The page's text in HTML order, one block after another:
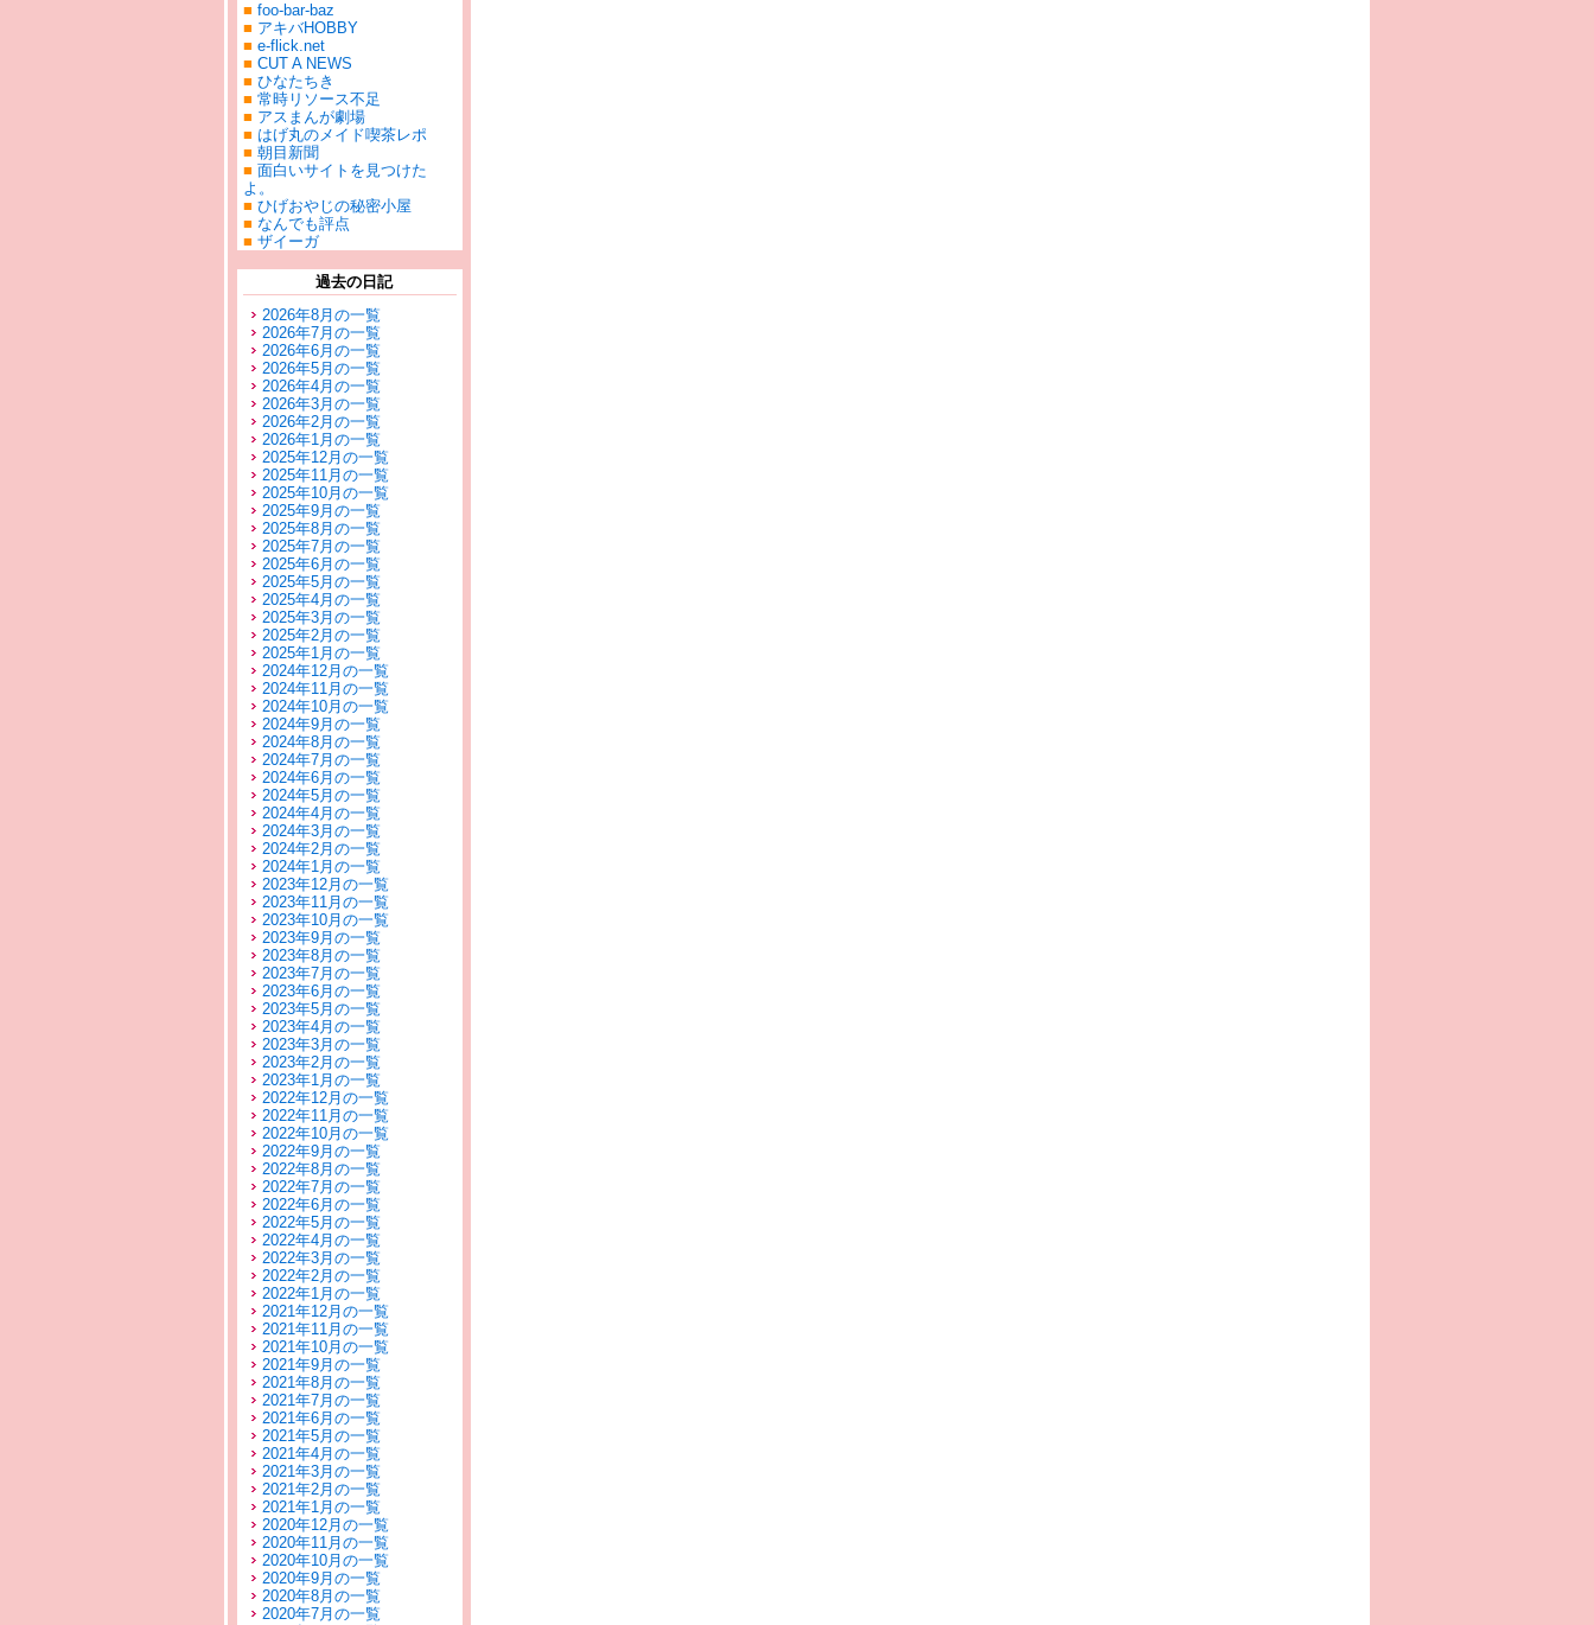
■ foo-bar-baz
■ アキバHOBBY
■ e-flick.net
■ CUT A NEWS
■ ひなたちき
■ 常時リソース不足
■ アスまんが劇場
■ はげ丸のメイド喫茶レポ
■ 朝目新聞
■ 面白いサイトを見つけた
よ。
■ ひげおやじの秘密小屋
■ なんでも評点
■ ザイーガ
過去の日記
2026年8月の一覧
2026年7月の一覧
2026年6月の一覧
2026年5月の一覧
2026年4月の一覧
2026年3月の一覧
2026年2月の一覧
2026年1月の一覧
2025年12月の一覧
2025年11月の一覧
2025年10月の一覧
2025年9月の一覧
2025年8月の一覧
2025年7月の一覧
2025年6月の一覧
2025年5月の一覧
2025年4月の一覧
2025年3月の一覧
2025年2月の一覧
2025年1月の一覧
2024年12月の一覧
2024年11月の一覧
2024年10月の一覧
2024年9月の一覧
2024年8月の一覧
2024年7月の一覧
2024年6月の一覧
2024年5月の一覧
2024年4月の一覧
2024年3月の一覧
2024年2月の一覧
2024年1月の一覧
2023年12月の一覧
2023年11月の一覧
2023年10月の一覧
2023年9月の一覧
2023年8月の一覧
2023年7月の一覧
2023年6月の一覧
2023年5月の一覧
2023年4月の一覧
2023年3月の一覧
2023年2月の一覧
2023年1月の一覧
2022年12月の一覧
2022年11月の一覧
2022年10月の一覧
2022年9月の一覧
2022年8月の一覧
2022年7月の一覧
2022年6月の一覧
2022年5月の一覧
2022年4月の一覧
2022年3月の一覧
2022年2月の一覧
2022年1月の一覧
2021年12月の一覧
2021年11月の一覧
2021年10月の一覧
2021年9月の一覧
2021年8月の一覧
2021年7月の一覧
2021年6月の一覧
2021年5月の一覧
2021年4月の一覧
2021年3月の一覧
2021年2月の一覧
2021年1月の一覧
2020年12月の一覧
2020年11月の一覧
2020年10月の一覧
2020年9月の一覧
2020年8月の一覧
2020年7月の一覧